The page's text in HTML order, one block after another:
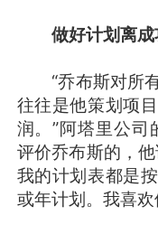
做好计划离成
“乔布斯对所有
往往是他策划项
润。”阿塔里公司
评价乔布斯的，
我的计划表都是
或年计划。我喜